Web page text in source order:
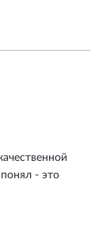
- это